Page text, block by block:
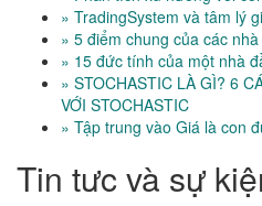
» TradingSystem và tâm lý
» 5 điểm chung của các
» 15 đức tính của một nhà
» STOCHASTIC LÀ GÌ? 6
VỚI STOCHASTIC
» Tập trung vào Giá là con
Tin tưc và sự